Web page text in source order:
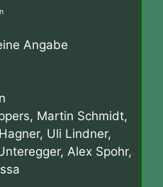
Angabe
Martin Schmidt,
Uli Lindner,
Alex Spohr,